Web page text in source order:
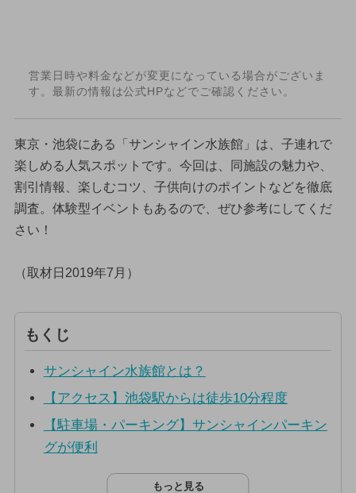
営業日時や料金などが変更になっている場合がございま
す。最新の情報は公式HPなどでご確認ください。
東京・池袋にある「サンシャイン水族館」は、子連れで
楽しめる人気スポットです。今回は、同施設の魅力や、
割引情報、楽しむコツ、子供向けのポイントなどを徹底
調査。体験型イベントもあるので、ぜひ参考にしてくだ
さい！
（取材日2019年7月）
もくじ
サンシャイン水族館とは？
【アクセス】池袋駅からは徒歩10分程度
【駐車場・パーキング】サンシャインパーキン
グが便利
もっと見る